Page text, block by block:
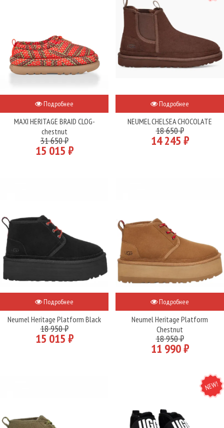
Подробнее
MAXI HERITAGE BRAID CLOG-
chestnut
31 650 ₽
15 015 ₽
Подробнее
NEUMEL CHELSEA CHOCOLATE
18 650 ₽
14 245 ₽
Подробнее
Neumel Heritage Platform Black
18 950 ₽
15 015 ₽
Подробнее
Neumel Heritage Platform
Chestnut
18 950 ₽
11 990 ₽
NEW